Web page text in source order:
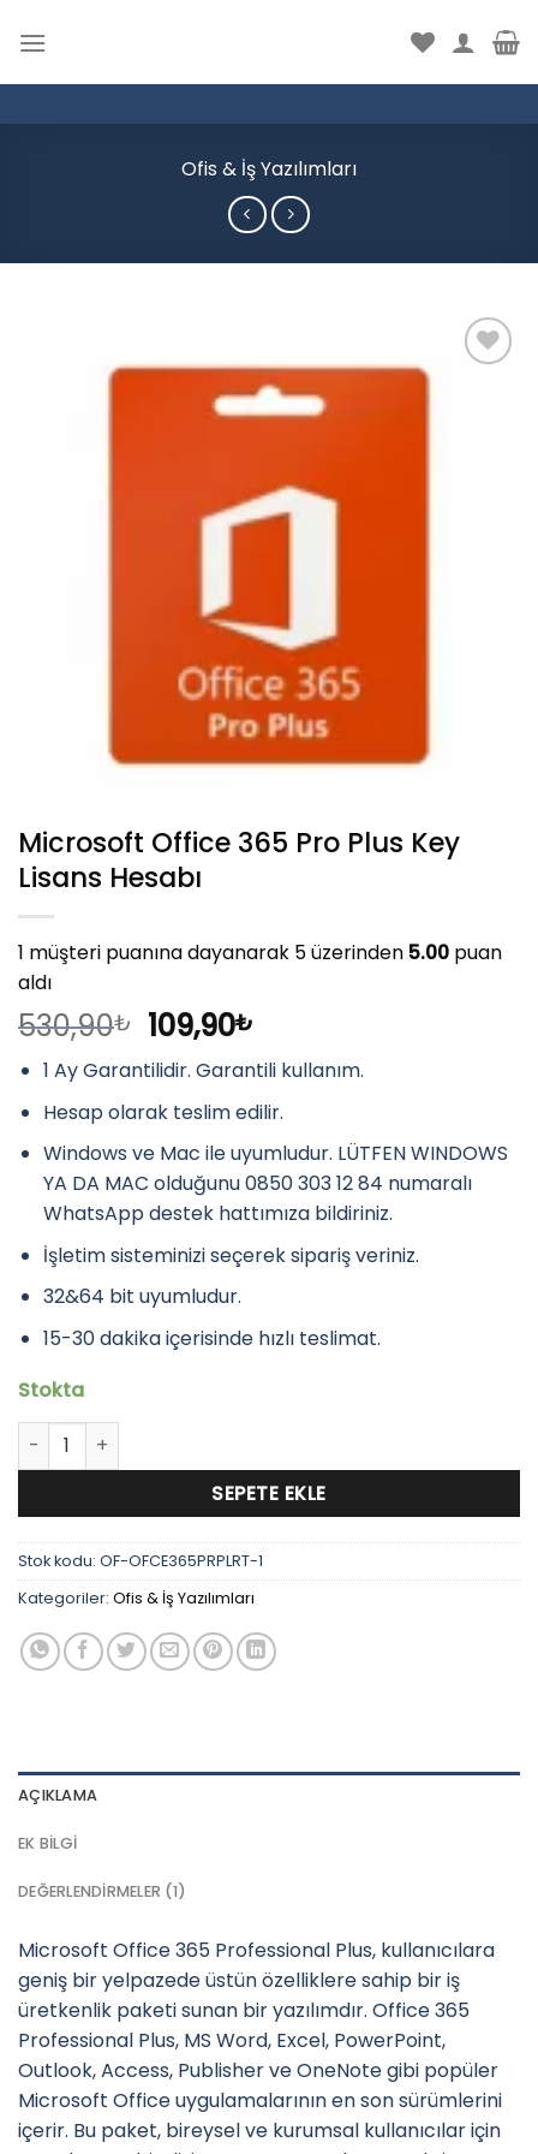
atla
Ofis & İş Yazılımları
Microsoft Office 365 Pro Plus Key
Lisans Hesabı
1 müşteri puanına dayanarak 5 üzerinden5.00 puan
aldı
530,90₺ Orijinal
fiyat:
530,90₺.
109,90₺
andaki
fiyat:
109,90₺.
1 Ay Garantilidir. Garantili kullanım.
Hesap olarak teslim edilir.
Windows ve Mac ile uyumludur. LÜTFEN WINDOWS
YA DA MAC olduğunu 0850 303 12 84 numaralı
WhatsApp destek hattımıza bildiriniz.
İşletim sisteminizi seçerek sipariş veriniz.
32&64 bit uyumludur.
15-30 dakika içerisinde hızlı teslimat.
Stokta
Microsoft Office 365 Pro Plus Key Lisans Hesabı adet
SEPETE EKLE
Stok kodu: OF-OFCE365PRPLRT-1
Kategoriler: Ofis & İş Yazılımları
AÇIKLAMA
EK BILGI
DEĞERLENDIRMELER (1)
Microsoft Office 365 Professional Plus, kullanıcılara
geniş bir yelpazede üstün özelliklere sahip bir iş
üretkenlik paketi sunan bir yazılımdır. Office 365
Professional Plus, MS Word, Excel, PowerPoint,
Outlook, Access, Publisher ve OneNote gibi popüler
Microsoft Office uygulamalarının en son sürümlerini
içerir. Bu paket, bireysel ve kurumsal kullanıcılar için